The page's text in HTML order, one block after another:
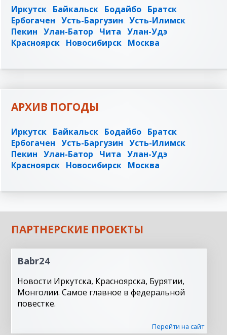
Иркутск Байкальск Бодайбо Братск
Ербогачен Усть-Баргузин Усть-Илимск
Пекин Улан-Батор Чита Улан-Удэ
Красноярск Новосибирск Москва
АРХИВ ПОГОДЫ
Иркутск Байкальск Бодайбо Братск
Ербогачен Усть-Баргузин Усть-Илимск
Пекин Улан-Батор Чита Улан-Удэ
Красноярск Новосибирск Москва
ПАРТНЕРСКИЕ ПРОЕКТЫ
Babr24
Новости Иркутска, Красноярска, Бурятии,
Монголии. Самое главное в федеральной
повестке.
Перейти на сайт